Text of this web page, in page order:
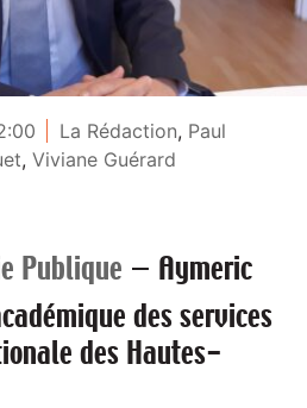
La Rédaction, Paul
,Viviane Guérard
Publique — Aymeric
des services
des Hautes-